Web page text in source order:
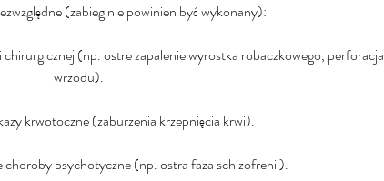
(zabieg nie powinien być wykonany):
(np. ostre zapalenie wyrostka robaczkowego, perforacja
wrzodu).
krwotoczne (zaburzenia krzepnięcia krwi).
psychotyczne (np. ostra faza schizofrenii).